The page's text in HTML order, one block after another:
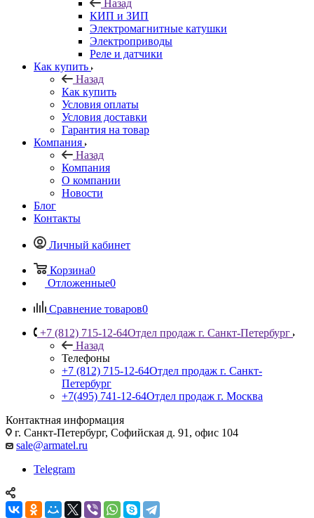
Назад
КИП и ЗИП
Электромагнитные катушки
Электроприводы
Реле и датчики
Как купить
Назад
Как купить
Условия оплаты
Условия доставки
Гарантия на товар
Компания
Назад
Компания
О компании
Новости
Блог
Контакты
Личный кабинет
Корзина0
Отложенные0
Сравнение товаров0
+7 (812) 715-12-64Отдел продаж г. Санкт-Петербург
Назад
Телефоны
+7 (812) 715-12-64Отдел продаж г. Санкт-
Петербург
+7(495) 741-12-64Отдел продаж г. Москва
Контактная информация
г. Санкт-Петербург, Софийская д. 91, офис 104
sale@armatel.ru
Telegram